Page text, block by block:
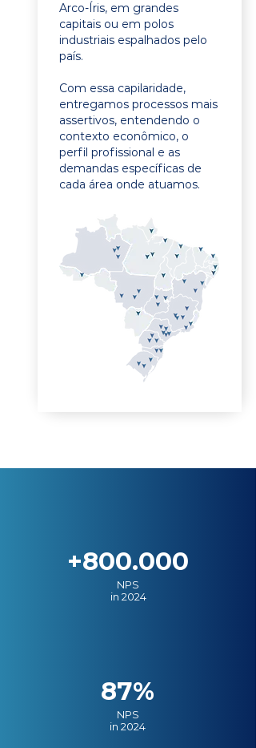
Arco-Íris, em grandes
capitais ou em polos
industriais espalhados pelo
país.
Com essa capilaridade,
entregamos processos mais
assertivos, entendendo o
contexto econômico, o
perfil profissional e as
demandas específicas de
cada área onde atuamos.
+800.000
NPS
in 2024
87%
NPS
in 2024